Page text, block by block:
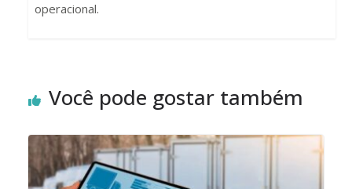
operacional.
Você pode gostar também